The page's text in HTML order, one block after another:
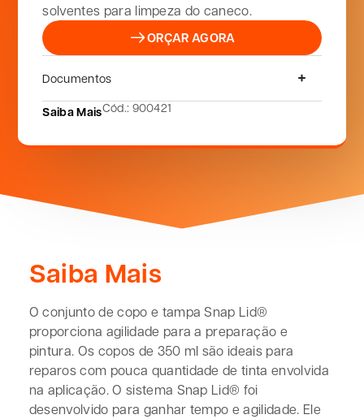
solventes para limpeza do caneco.
ORÇAR AGORA
Documentos
Saiba MaisCód.: 900421
Saiba Mais
O conjunto de copo e tampa Snap Lid®
proporciona agilidade para a preparação e
pintura. Os copos de 350 ml são ideais para
reparos com pouca quantidade de tinta envolvida
na aplicação. O sistema Snap Lid® foi
desenvolvido para ganhar tempo e agilidade. Ele